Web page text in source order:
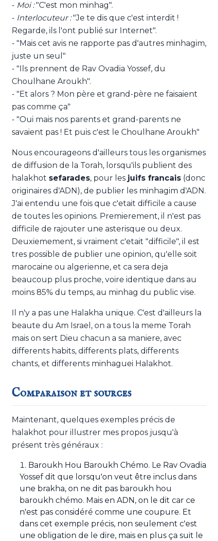
- Moi :"C'est mon minhag".
- Interlocuteur :"Je te dis que c'est interdit !
Regarde, ils l'ont publié sur Internet".
- "Mais cet avis ne rapporte pas d'autres minhagim,
juste un seul"
- "Ils prennent de Rav Ovadia Yossef, du
Choulhane Aroukh".
- "Et alors ? Mon père et grand-père ne faisaient
pas comme ça"
- "Oui mais nos parents et grand-parents ne
savaient pas ! Et puis c'est le Choulhane Aroukh"
Nous encourageons d'ailleurs tous les organismes
de diffusion de la Torah, lorsqu'ils publient des
halakhot sefarades, pour les juifs francais (donc
originaires d'ADN), de publier les minhagim d'ADN.
J'ai entendu une fois que c'etait difficile a cause
de toutes les opinions. Premierement, il n'est pas
difficile de rajouter une asterisque ou deux.
Deuxiemement, si vraiment c'etait "difficile", il est
tres possible de publier une opinion, qu'elle soit
marocaine ou algerienne, et ca sera deja
beaucoup plus proche, voire identique dans au
moins 85% du temps, au minhag du public vise.
Il n'y a pas une Halakha unique. C'est d'ailleurs la
beaute du Am Israel, on a tous la meme Torah
mais on sert Dieu chacun a sa maniere, avec
differents habits, differents plats, differents
chants, et differents minhaguei Halakhot.
Comparaison et sources
Maintenant, quelques exemples précis de
halakhot pour illustrer mes propos jusqu'à
présent très généraux :
Baroukh Hou Baroukh Chémo. Le Rav Ovadia
Yossef dit que lorsqu'on veut être inclus dans
une brakha, on ne dit pas baroukh hou
baroukh chémo. Mais en ADN, on le dit car ce
n'est pas considéré comme une coupure. Et
dans cet exemple précis, non seulement c'est
une obligation de le dire, mais en plus ça suit le